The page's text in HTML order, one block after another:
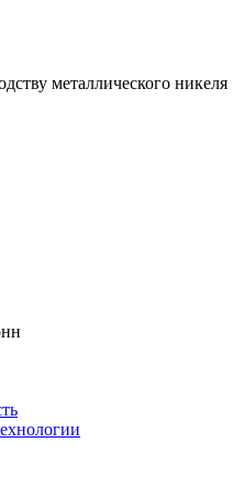
металлического никеля